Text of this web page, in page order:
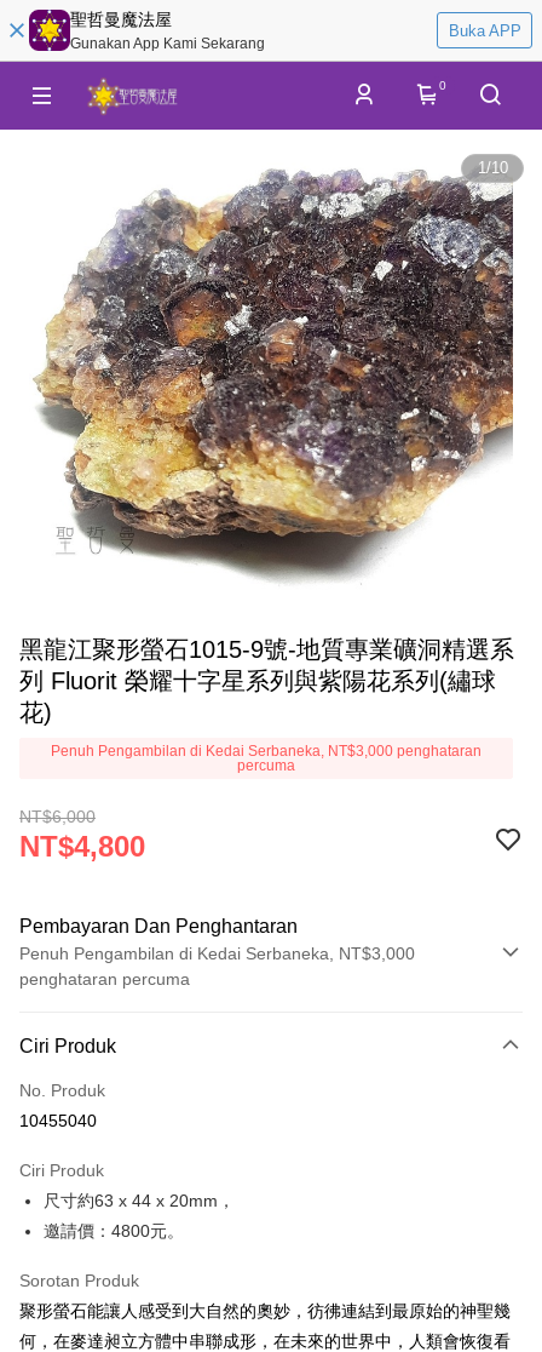
聖哲曼魔法屋
Gunakan App Kami Sekarang
Buka APP
0
1/10
黑龍江聚形螢石1015-9號-地質專業礦洞精選系
列 Fluorit 榮耀十字星系列與紫陽花系列(繡球
花)
Penuh Pengambilan di Kedai Serbaneka, NT$3,000 penghataran
percuma
NT$6,000
NT$4,800
Pembayaran Dan Penghantaran
Penuh Pengambilan di Kedai Serbaneka, NT$3,000
penghataran percuma
Kad Kredit (Bayaran Penuh)
Pengambilan di Kedai Serbaneka
Apple Pay
JKOPAY
Easy Wallet
Pemindahan ATM
Ciri Produk
No. Produk
10455040
Ciri Produk
尺寸約63 x 44 x 20mm，
邀請價：4800元。
Sorotan Produk
聚形螢石能讓人感受到大自然的奧妙，彷彿連結到最原始的神聖幾
何，在麥達昶立方體中串聯成形，在未來的世界中，人類會恢復看